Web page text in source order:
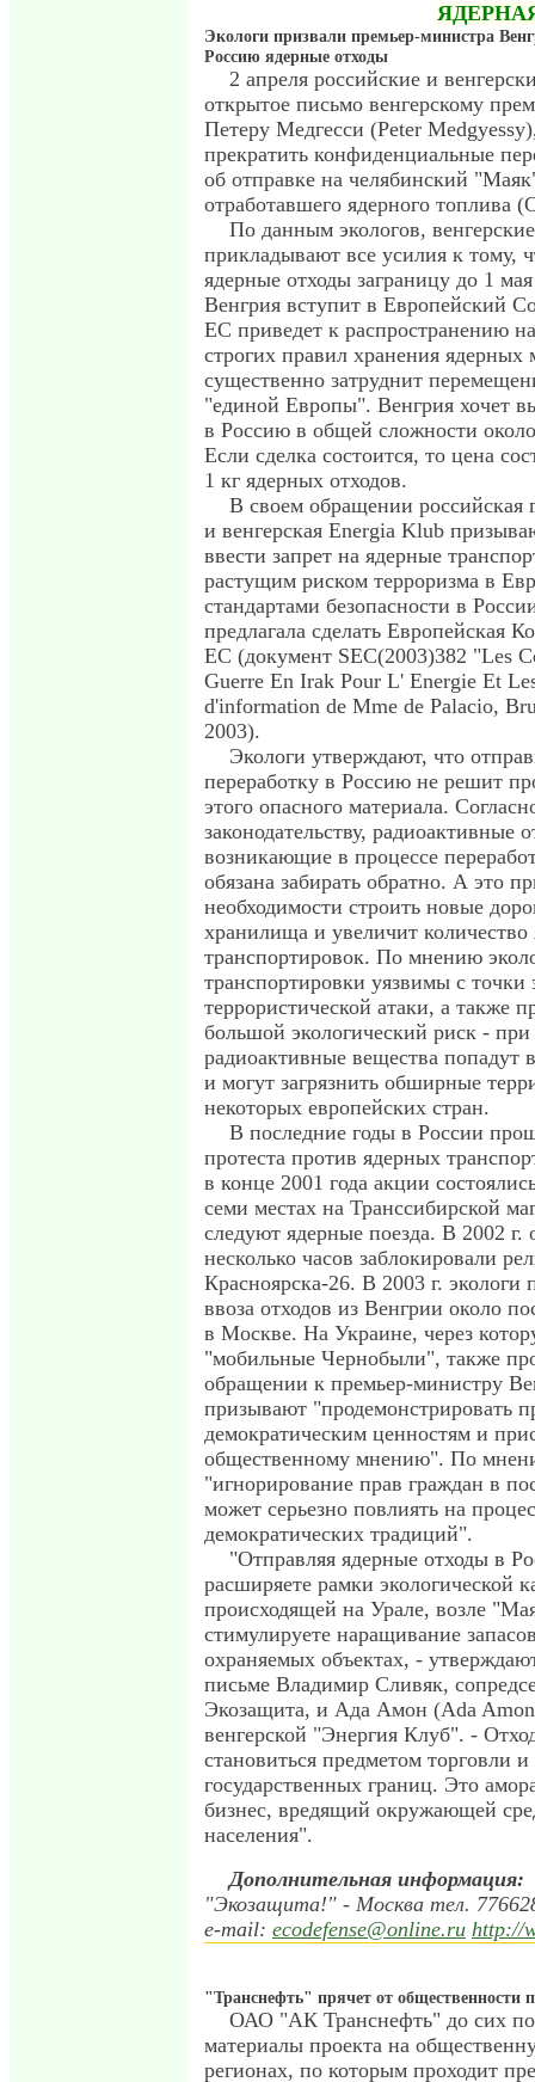
Экологи призвали премьер-министра
Россию ядерные отходы
2 апреля российские и
открытое письмо венгерскому
Петеру Медгесси (Peter
прекратить конфиденциальные
об отправке на челябинский
отработавшего ядерного топлива
По данным экологов,
прикладывают все усилия к тому,
ядерные отходы заграницу до 1 мая
Венгрия вступит в Европейский
ЕС приведет к распространению
строгих правил хранения ядерных
существенно затруднит
"единой Европы". Венгрия хочет
в Россию в общей сложности
Если сделка состоится, то цена
1 кг ядерных отходов.
В своем обращении российская
и венгерская Energia Klub
ввести запрет на ядерные
растущим риском терроризма в
стандартами безопасности в
предлагала сделать Европейская
ЕС (документ SEC(2003)382 "Les
Guerre En Irak Pour L' Energie Et
d'information de Mme de Palacio,
2003).
Экологи утверждают, что
переработку в Россию не решит
этого опасного материала.
законодательству, радиоактивные
возникающие в процессе
обязана забирать обратно. А это
необходимости строить новые
хранилища и увеличит количество
транспортировок. По мнению
транспортировки уязвимы с
террористической атаки, а также
большой экологический риск - при
радиоактивные вещества
и могут загрязнить обширные
некоторых европейских стран.
В последние годы в России
протеста против ядерных
в конце 2001 года акции
семи местах на Транссибирской
следуют ядерные поезда. В 2002 г.
несколько часов заблокировали
Красноярска-26. В 2003 г. экологи
ввоза отходов из Венгрии около
в Москве. На Украине, через
"мобильные Чернобыли", также
обращении к премьер-министру
призывают "продемонстрировать
демократическим ценностям и
общественному мнению". По
"игнорирование прав граждан в
может серьезно повлиять на
демократических традиций".
"Отправляя ядерные отходы в
расширяете рамки экологической
происходящей на Урале, возле
стимулируете наращивание
охраняемых объектах, -
письме Владимир Сливяк,
Экозащита, и Ада Амон (Аda
венгерской "Энергия Клуб". -
становиться предметом торговли и
государственных границ. Это
бизнес, вредящий окружающей
населения".
Дополнительная информация:
"Экозащита!" - Москва тел.
e-mail: ecodefense@online.ru http://
"Транснефть" прячет от общественности
ОАО "АК Транснефть" до сих
материалы проекта на
регионах, по которым проходит